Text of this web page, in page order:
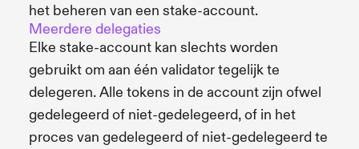
het beheren van een stake-account.
Meerdere delegaties
Elke stake-account kan slechts worden
gebruikt om aan één validator tegelijk te
delegeren. Alle tokens in de account zijn ofwel
gedelegeerd of niet-gedelegeerd, of in het
proces van gedelegeerd of niet-gedelegeerd te